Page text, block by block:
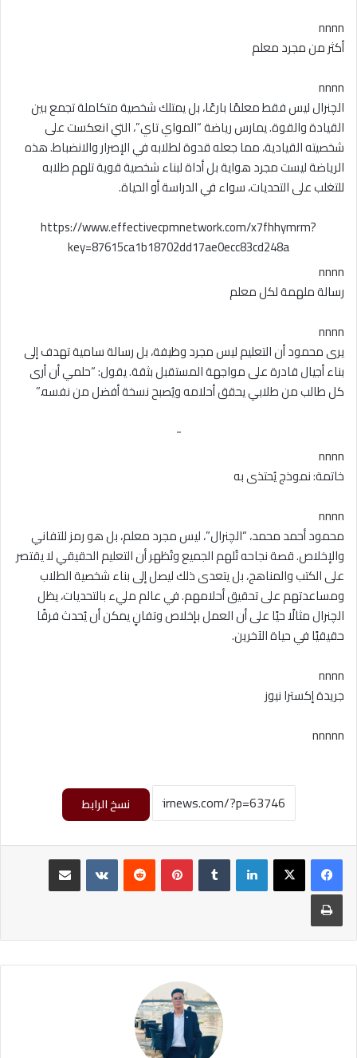
nnnn
أكثر من مجرد معلم
nnnn
الچنرال ليس فقط معلمًا بارعًا، بل يمتلك شخصية متكاملة تجمع بين
القيادة والقوة. يمارس رياضة “المواي تاي”، التي انعكست على
شخصيته القيادية، مما جعله قدوة لطلابه في الإصرار والانضباط. هذه
الرياضة ليست مجرد هواية بل أداة لبناء شخصية قوية تلهم طلابه
للتغلب على التحديات، سواء في الدراسة أو الحياة.
https://www.effectivecpmnetwork.com/x7fhhymrm?
key=87615ca1b18702dd17ae0ecc83cd248a
nnnn
رسالة ملهمة لكل معلم
nnnn
يرى محمود أن التعليم ليس مجرد وظيفة، بل رسالة سامية تهدف إلى
بناء أجيال قادرة على مواجهة المستقبل بثقة. يقول: “حلمي أن أرى
كل طالب من طلابي يحقق أحلامه ويُصبح نسخة أفضل من نفسه.”
-
nnnn
خاتمة: نموذج يُحتذى به
nnnn
محمود أحمد محمد، “الچنرال”، ليس مجرد معلم، بل هو رمز للتفاني
والإخلاص. قصة نجاحه تُلهم الجميع وتُظهر أن التعليم الحقيقي لا يقتصر
على الكتب والمناهج، بل يتعدى ذلك ليصل إلى بناء شخصية الطلاب
ومساعدتهم على تحقيق أحلامهم. في عالم مليء بالتحديات، يظل
الچنرال مثالًا حيًا على أن العمل بإخلاص وتفانٍ يمكن أن يُحدث فرقًا
حقيقيًا في حياة الآخرين.
nnnn
جريدة إكسترا نيوز
nnnnn
نسخ الرابط
لينكدإن بينتيريست
مشاركة عبر البريد
طباعة